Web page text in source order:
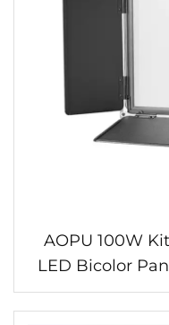
AOPU 100W
LED Bicolor